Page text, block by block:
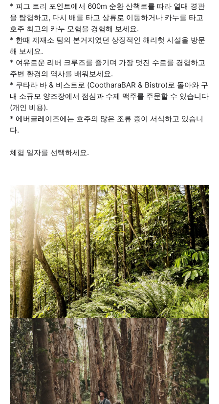
* 피그 트리 포인트에서 600m 순환 산책로를 따라 열대 경관
을 탐험하고, 다시 배를 타고 상류로 이동하거나 카누를 타고
호주 최고의 카누 모험을 경험해 보세요.
* 한때 제재소 팀의 본거지였던 상징적인 해리헛 시설을 방문
해 보세요.
* 여유로운 리버 크루즈를 즐기며 가장 멋진 수로를 경험하고
주변 환경의 역사를 배워보세요.
* 쿠타라 바 & 비스트로 (CootharaBAR & Bistro)로 돌아와 구
내 소규모 양조장에서 점심과 수제 맥주를 주문할 수 있습니다
(개인 비용).
* 에버글레이즈에는 호주의 많은 조류 종이 서식하고 있습니
다.
체험 일자를 선택하세요.